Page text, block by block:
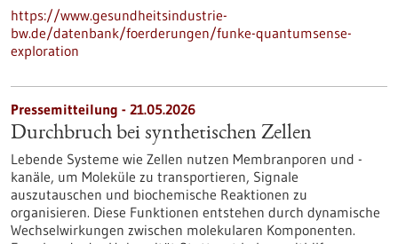
https://www.gesundheitsindustrie-
bw.de/datenbank/foerderungen/funke-quantumsense-
exploration
Pressemitteilung - 21.05.2026
Durchbruch bei synthetischen Zellen
Lebende Systeme wie Zellen nutzen Membranporen und -
kanäle, um Moleküle zu transportieren, Signale
auszutauschen und biochemische Reaktionen zu
organisieren. Diese Funktionen entstehen durch dynamische
Wechselwirkungen zwischen molekularen Komponenten.